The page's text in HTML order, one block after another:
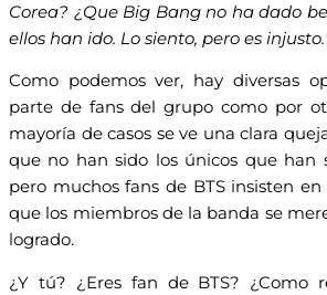
Corea? ¿Que Big Bang no ha dado
ellos han ido. Lo siento, pero es
Como podemos ver, hay diversas
parte de fans del grupo como por
mayoría de casos se ve una clara
que no han sido los únicos que han
pero muchos fans de BTS insisten
que los miembros de la banda se
logrado.
¿Y tú? ¿Eres fan de BTS? ¿Como